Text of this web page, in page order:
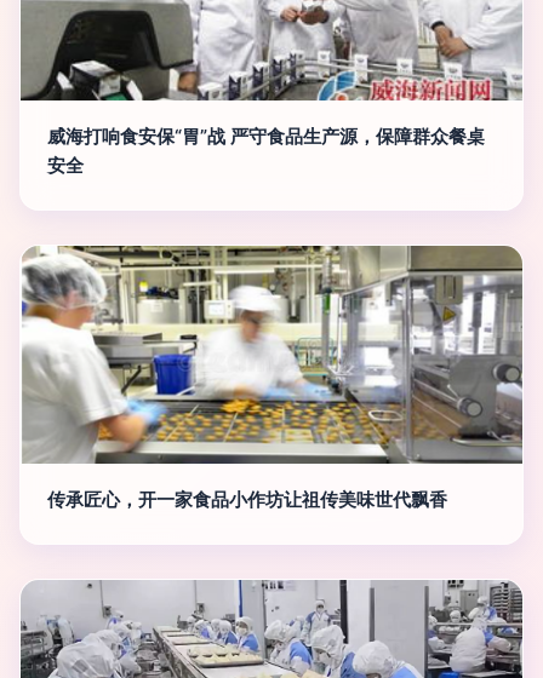
威海打响食安保“胃”战 严守食品生产源，保障群众餐桌
安全
传承匠心，开一家食品小作坊让祖传美味世代飘香